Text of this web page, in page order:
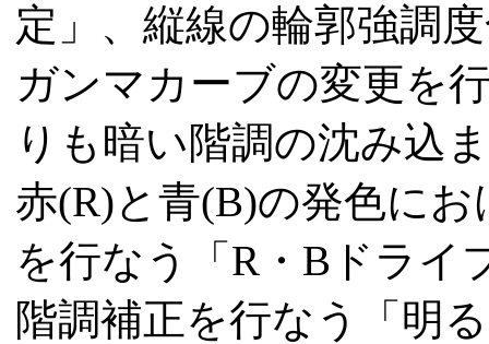
定」、縦線の輪郭強調
ガンマカーブの変更を
りも暗い階調の沈み込
赤(R)と青(B)の発色に
を行なう「R・Bドライ
階調補正を行なう「明